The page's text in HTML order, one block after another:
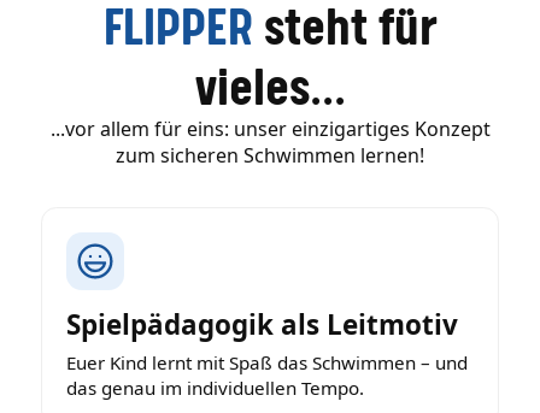
FLIPPER steht für
vieles...
...vor allem für eins: unser einzigartiges Konzept
zum sicheren Schwimmen lernen!
Spielpädagogik als Leitmotiv
Euer Kind lernt mit Spaß das Schwimmen – und
das genau im individuellen Tempo.